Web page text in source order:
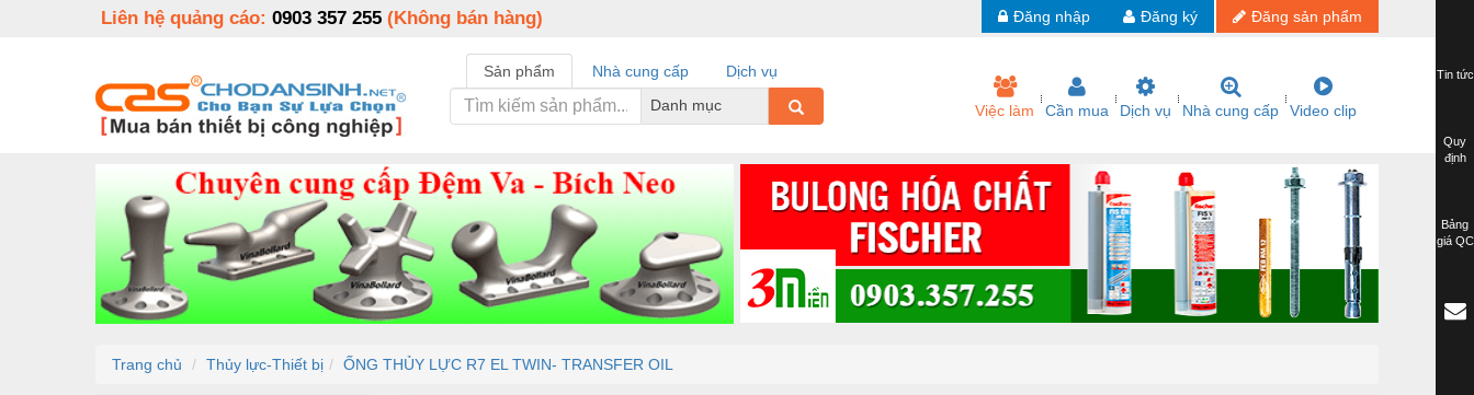
Liên hệ quảng cáo: 0903 357 255 (Không bán hàng) Đăng sản phẩm
Đăng ký
Đăng nhập
Sản phẩm Nhà cung cấp
Dịch vụ
Danh mục
Việc làm Cần mua Dịch vụ Nhà cung cấp Video clip
Trang chủ Thủy lực-Thiết bị ỐNG THỦY LỰC R7 EL TWIN- TRANSFER OIL
Tin tức
Quy
định
Bảng
giá QC